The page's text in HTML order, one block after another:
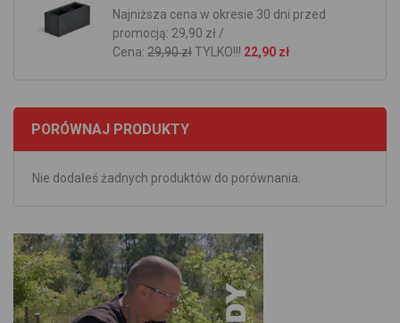
Najniższa cena w okresie 30 dni przed
promocją: 29,90 zł /
Cena: 29,90 złTYLKO!!! 22,90 zł
PORÓWNAJ PRODUKTY
Nie dodałeś żadnych produktów do porównania.